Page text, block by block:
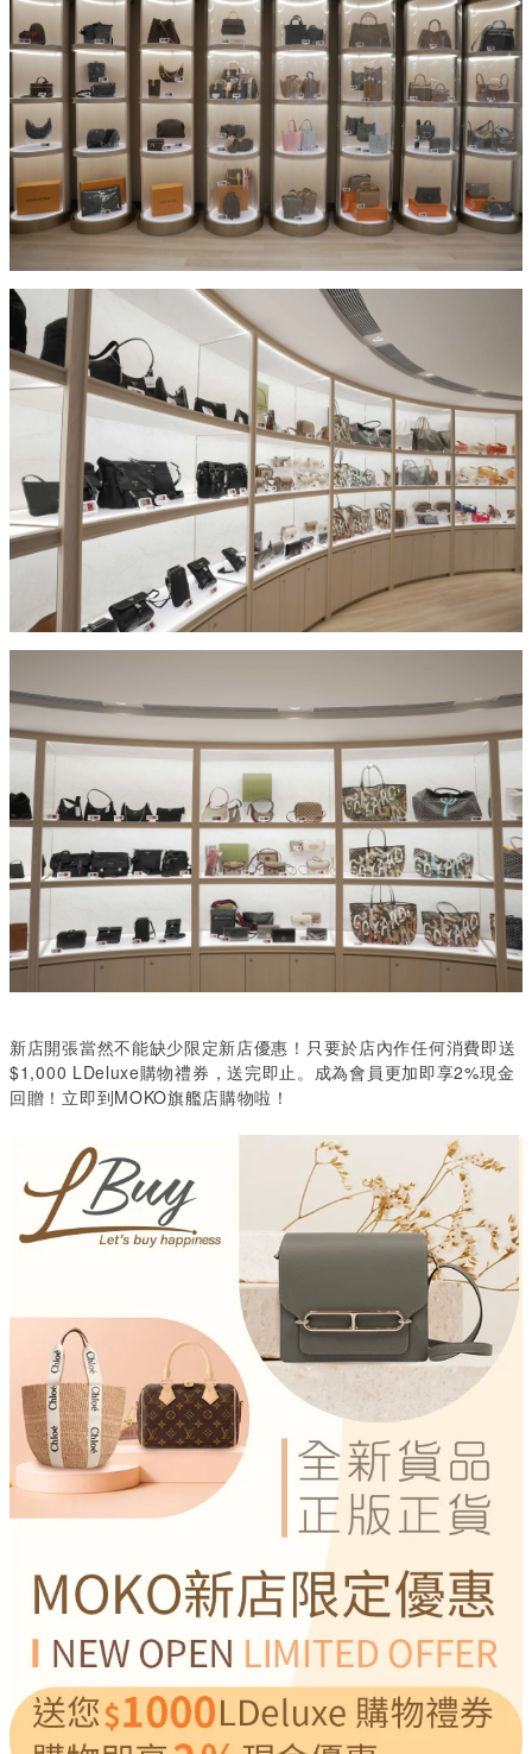
新店開張當然不能缺少限定新店優惠！只要於店內作任何消費即送
$1,000 LDeluxe購物禮券，送完即止。成為會員更加即享2%現金
回贈！立即到MOKO旗艦店購物啦！